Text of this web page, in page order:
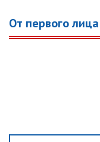
От первого лица